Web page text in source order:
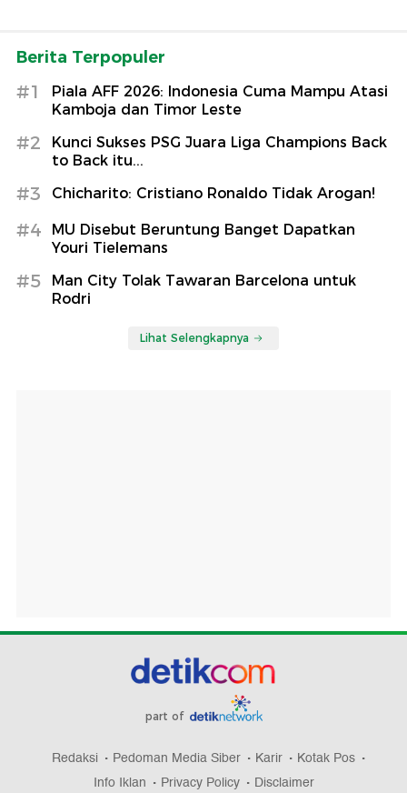
Berita Terpopuler
#1
Piala AFF 2026: Indonesia Cuma Mampu Atasi
Kamboja dan Timor Leste
#2
Kunci Sukses PSG Juara Liga Champions Back
to Back itu...
#3 Chicharito: Cristiano Ronaldo Tidak Arogan!
#4
MU Disebut Beruntung Banget Dapatkan
Youri Tielemans
#5
Man City Tolak Tawaran Barcelona untuk
Rodri
Lihat Selengkapnya
part of
Redaksi Pedoman Media Siber Karir
Kotak Pos
Info Iklan
Privacy Policy Disclaimer